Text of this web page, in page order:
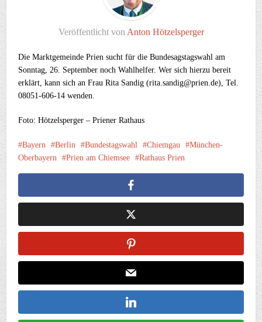
Veröffentlicht von Anton Hötzelsperger
Die Marktgemeinde Prien sucht für die Bundesagstagswahl am
Sonntag, 26. September noch Wahlhelfer. Wer sich hierzu bereit
erklärt, kann sich an Frau Rita Sandig (rita.sandig@prien.de), Tel.
08051-606-14 wenden.
Foto: Hötzelsperger – Priener Rathaus
Bayern Berlin Bundestagswahl Chiemgau
München-
Oberbayern
Prien am Chiemsee Rathaus Prien